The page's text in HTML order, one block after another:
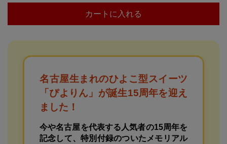
カートに入れる
名古屋生まれのひよこ型スイーツ
「ぴよりん」が誕生15周年を迎え
ました！
今や名古屋を代表する人気者の15周年を
記念して、特別付録のついたメモリアル